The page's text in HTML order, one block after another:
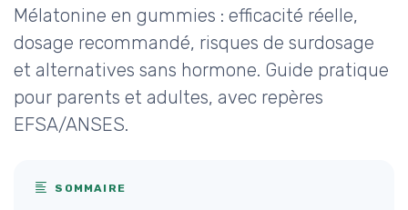
Mélatonine en gummies : efficacité réelle,
dosage recommandé, risques de surdosage
et alternatives sans hormone. Guide pratique
pour parents et adultes, avec repères
EFSA/ANSES.
SOMMAIRE